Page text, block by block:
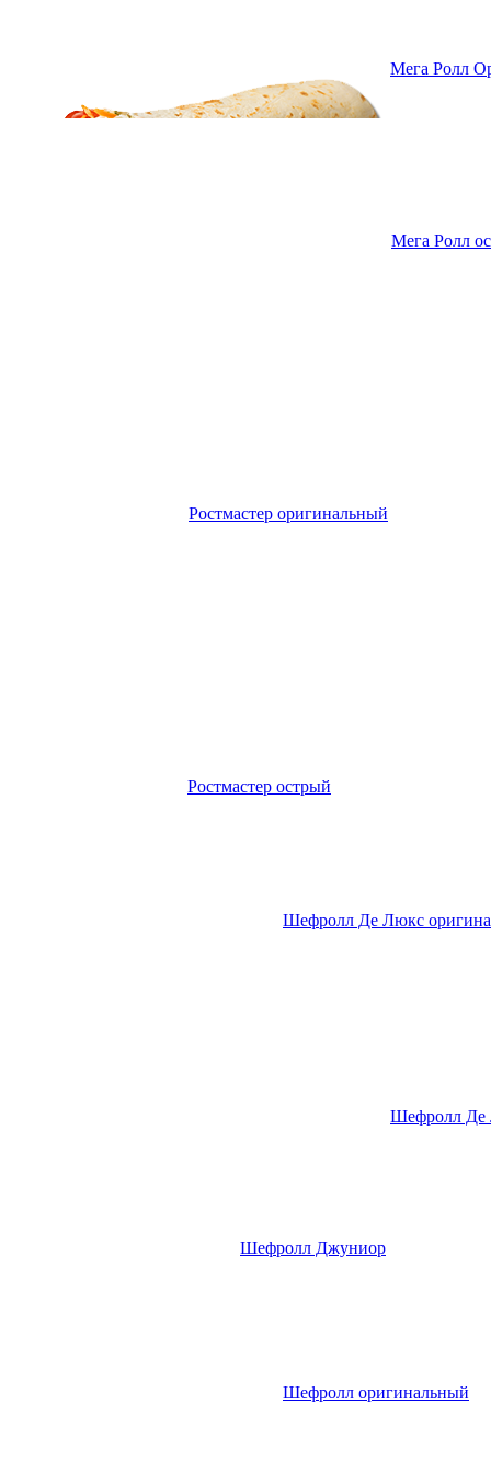
Мега Ролл
Мега Ролл
Ростмастер оригинальный
Ростмастер острый
Шефролл Де Люкс
Шефролл Де
Шефролл Джуниор
Шефролл оригинальный